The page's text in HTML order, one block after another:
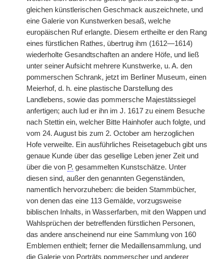
gleichen künstlerischen Geschmack auszeichnete, und
eine Galerie von Kunstwerken besaß, welche
europäischen Ruf erlangte. Diesem ertheilte er den Rang
eines fürstlichen Rathes, übertrug ihm (1612—1614)
wiederholte Gesandtschaften an andere Höfe, und ließ
unter seiner Aufsicht mehrere Kunstwerke, u. A. den
pommerschen Schrank, jetzt im Berliner Museum, einen
Meierhof, d. h. eine plastische Darstellung des
Landlebens, sowie das pommersche Majestätssiegel
anfertigen; auch lud er ihn im J. 1617 zu einem Besuche
nach Stettin ein, welcher Bitte Hainhofer auch folgte, und
vom 24. August bis zum 2. October am herzoglichen
Hofe verweilte. Ein ausführliches Reisetagebuch gibt uns
genaue Kunde über das gesellige Leben jener Zeit und
über die von P. gesammelten Kunstschätze. Unter
diesen sind, außer den genannten Gegenständen,
namentlich hervorzuheben: die beiden Stammbücher,
von denen das eine 113 Gemälde, vorzugsweise
biblischen Inhalts, in Wasserfarben, mit den Wappen und
Wahlsprüchen der betreffenden fürstlichen Personen,
das andere anscheinend nur eine Sammlung von 160
Emblemen enthielt; ferner die Medaillensammlung, und
die Galerie von Porträts pommerscher und anderer